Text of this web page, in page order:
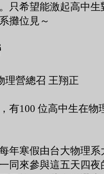
只希望能激起高中
攤位見～
理營總召 王翔正
有100 位高中生在
年寒假由台大物理
同來參與這五天四